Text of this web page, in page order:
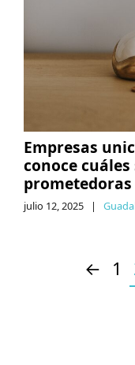
Empresas
conoce
prometedoras
julio 12, 2025 |
← 1